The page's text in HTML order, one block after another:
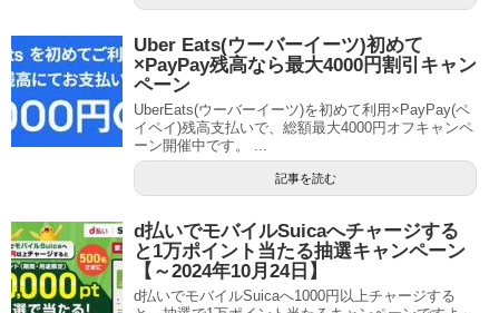
Uber Eats(ウーバーイーツ)初めて
×PayPay残高なら最大4000円割引キャン
ペーン
UberEats(ウーバーイーツ)を初めて利用×PayPay(ペ
イペイ)残高支払いで、総額最大4000円オフキャンペ
ーン開催中です。 ...
記事を読む
d払いでモバイルSuicaへチャージする
と1万ポイント当たる抽選キャンペーン
【～2024年10月24日】
d払いでモバイルSuicaへ1000円以上チャージする